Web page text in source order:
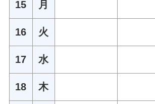
15 月
16 火
17 水
18 木